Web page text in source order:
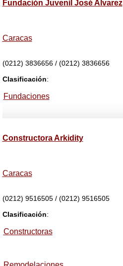
Fundación Juvenil José Alvarez
Caracas
(0212) 3836656 / (0212) 3836656
Clasificación:
Fundaciones
Constructora Arkidity
Caracas
(0212) 9516505 / (0212) 9516505
Clasificación:
Constructoras